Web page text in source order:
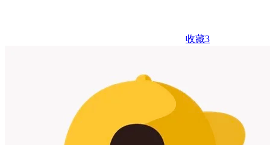
收藏3